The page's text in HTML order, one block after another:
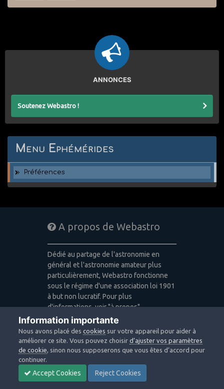
ANNONCES
Soutenez Webastro !
Menu Ephémérides
Préférences
A propos de Webastro
Dédié au partage de l'astronomie en
général et l'astronomie amateur plus
particulièrement, Webastro fonctionne
sous le régime d'une association loi 1901
à but non lucratif. Pour plus
d'informations, voir "à propos".
Publicité: pas de publicité
Icons made byFreepik,Alessio Atzeni,
Pixel Buddha,Icon Pondfrom
www.flaticon.comis licensed by CC 3.0
BY
Design images: Courtesy NASA/JPL-
Information importante
Nous avons placé descookies sur votre appareil pour aider à
améliorer ce site. Vous pouvez choisird’ajuster vos paramètres
de cookie, sinon nous supposerons que vous êtes d’accord pour
continuer.
Accept Cookies Reject Cookies